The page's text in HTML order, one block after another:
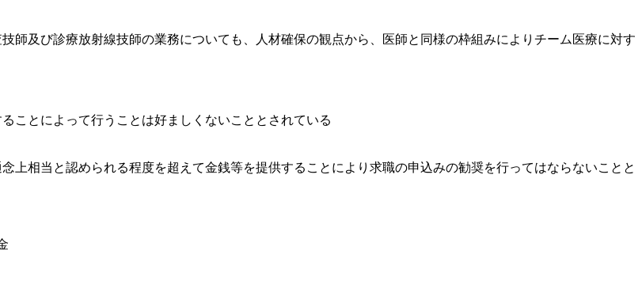
師及び診療放射線技師の業務についても、人材確保の観点から、医師と同様の枠組みによりチーム医療に対す
ことによって行うことは好ましくないこととされている
上相当と認められる程度を超えて金銭等を提供することにより求職の申込みの勧奨を行ってはならないことと